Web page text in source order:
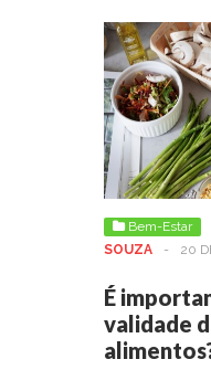
Bem-Estar
SOUZA
- 20
É
validade